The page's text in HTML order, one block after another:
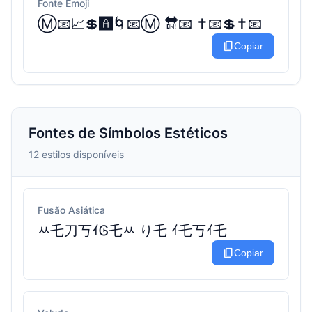
Fonte Emoji
Ⓜ️📧📈💲🅰️🌀📧Ⓜ️ 🔛📧 ✝️📧💲✝️📧
content_copyCopiar
Fontes de Símbolos Estéticos
12 estilos disponíveis
Fusão Asiática
ﾶ乇刀丂ｲᎶ乇ﾶ り乇 ｲ乇丂ｲ乇
content_copyCopiar